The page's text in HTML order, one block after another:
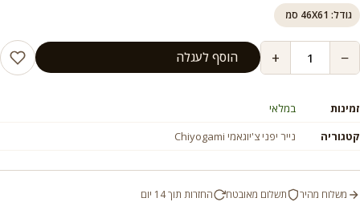
גודל: 46X61 סמ
−
+ הוסף לעגלה
זמינות
במלאי
קטגוריה
נייר יפני צ'יוגאמי Chiyogami
משלוח מהיר תשלום מאובטח החזרות תוך 14 יום